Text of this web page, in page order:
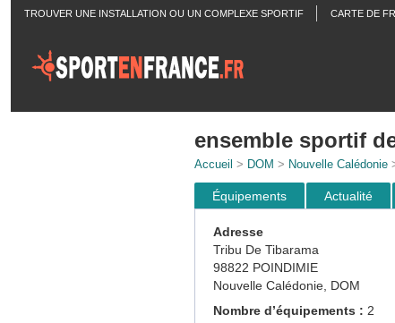
TROUVER UNE INSTALLATION OU UN COMPLEXE SPORTIF CARTE DE
ensemble sportif
Accueil > DOM > Nouvelle Calédonie
Équipements Actualité
Adresse
Tribu De Tibarama
98822 POINDIMIE
Nouvelle Calédonie, DOM
Nombre d’équipements : 2